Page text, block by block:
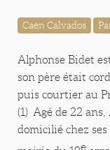
Caen Calvados
Alphonse Bidet
son père était
puis courtier au
(1) Agé de 22
domicilié chez
e